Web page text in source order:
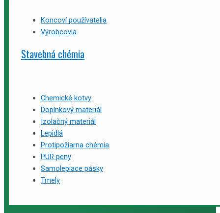
Koncoví používatelia
Výrobcovia
Stavebná chémia
Chemické kotvy
Doplnkový materiál
Izolačný materiál
Lepidlá
Protipožiarna chémia
PUR peny
Samolepiace pásky
Tmely